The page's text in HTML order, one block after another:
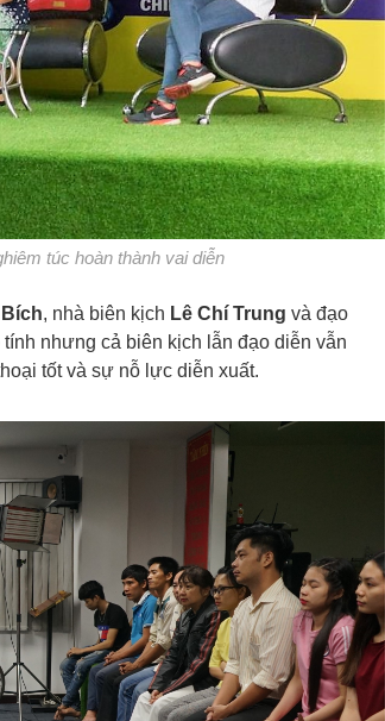
túc hoàn thành vai diễn
, nhà biên kịch Lê Chí Trung và đạo
nhưng cả biên kịch lẫn đạo diễn vẫn
tốt và sự nỗ lực diễn xuất.